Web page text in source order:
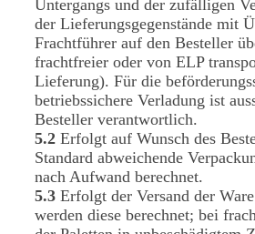
Untergangs und der zufälligen
der Lieferungsgegenstände mit
Frachtführer auf den Besteller
frachtfreier oder von ELP
Lieferung). Für die
betriebssichere Verladung ist
Besteller verantwortlich.
5.2 Erfolgt auf Wunsch des
Standard abweichende
nach Aufwand berechnet.
5.3 Erfolgt der Versand der
werden diese berechnet; bei